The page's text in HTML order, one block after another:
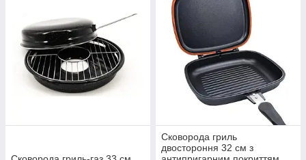
Сковорода гриль
двостороння 32 см з